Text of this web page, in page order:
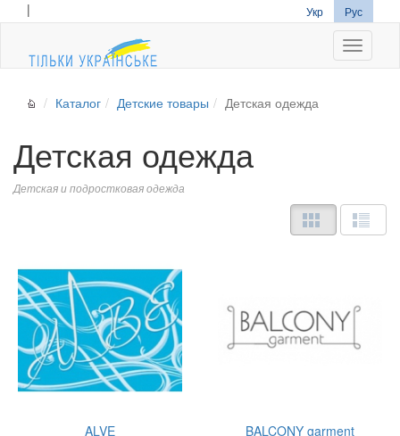
| Укр Рус
Каталог Детские товары Детская одежда
Детская одежда
Детская и подростковая одежда
ALVE BALCONY garment